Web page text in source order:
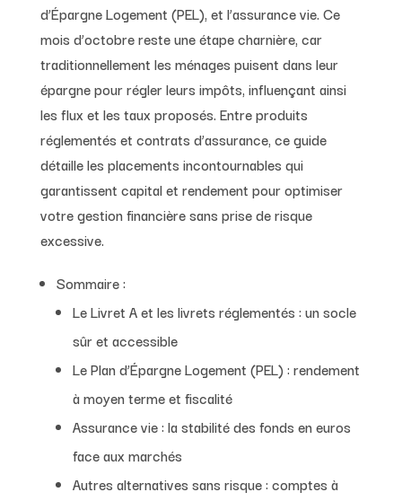
d’Épargne Logement (PEL), et l’assurance vie. Ce
mois d’octobre reste une étape charnière, car
traditionnellement les ménages puisent dans leur
épargne pour régler leurs impôts, influençant ainsi
les flux et les taux proposés. Entre produits
réglementés et contrats d’assurance, ce guide
détaille les placements incontournables qui
garantissent capital et rendement pour optimiser
votre gestion financière sans prise de risque
excessive.
Sommaire :
Le Livret A et les livrets réglementés : un socle
sûr et accessible
Le Plan d’Épargne Logement (PEL) : rendement
à moyen terme et fiscalité
Assurance vie : la stabilité des fonds en euros
face aux marchés
Autres alternatives sans risque : comptes à